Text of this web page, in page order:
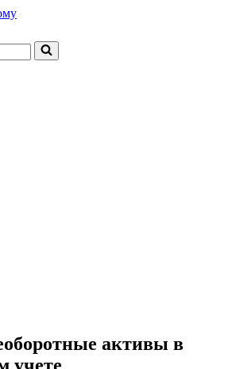
активы в